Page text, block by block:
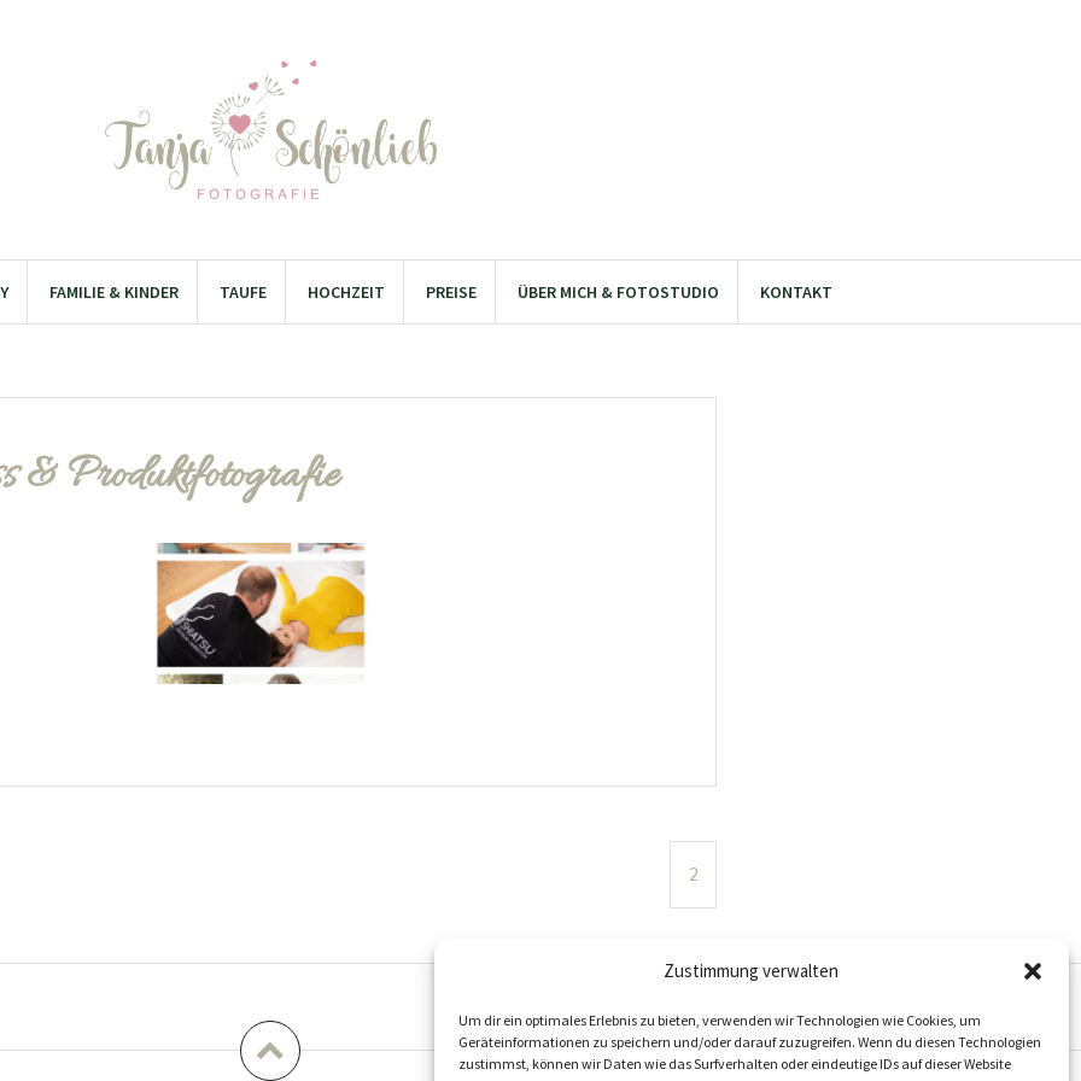
Zustimmung verwalten
Um dir ein optimales Erlebnis zu bieten, verwenden wir Technologien wie Cookies, um
Geräteinformationen zu speichern und/oder darauf zuzugreifen. Wenn du diesen Technologien
zustimmst, können wir Daten wie das Surfverhalten oder eindeutige IDs auf dieser Website
FAMILIE & KINDER TAUFE HOCHZEIT PREISE ÜBER MICH & FOTOSTUDIO KONTAKT
& Produktfotografie
2